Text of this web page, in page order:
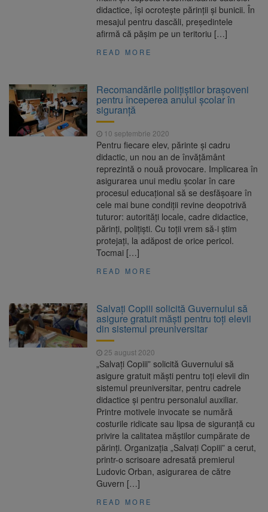
didactice, îşi ocroteşte părinţii şi bunicii. În
mesajul pentru dascăli, preşedintele
afirmă că păşim pe un teritoriu […]
READ MORE
Recomandările polițiștilor brașoveni
pentru începerea anului școlar în
siguranță
10 septembrie 2020
Pentru fiecare elev, părinte şi cadru
didactic, un nou an de învăţământ
reprezintă o nouă provocare. Implicarea în
asigurarea unui mediu școlar în care
procesul educațional să se desfășoare în
cele mai bune condiții revine deopotrivă
tuturor: autorități locale, cadre didactice,
părinți, polițiști. Cu toții vrem să-i știm
protejați, la adăpost de orice pericol.
Tocmai […]
READ MORE
Salvați Copiii solicită Guvernului să
asigure gratuit măști pentru toți elevii
din sistemul preuniversitar
25 august 2020
„Salvați Copiii” solicită Guvernului să
asigure gratuit măști pentru toți elevii din
sistemul preuniversitar, pentru cadrele
didactice și pentru personalul auxiliar.
Printre motivele invocate se numără
costurile ridicate sau lipsa de siguranță cu
privire la calitatea măștilor cumpărate de
părinți. Organizația „Salvați Copiii” a cerut,
printr-o scrisoare adresată premierul
Ludovic Orban, asigurarea de către
Guvern […]
READ MORE